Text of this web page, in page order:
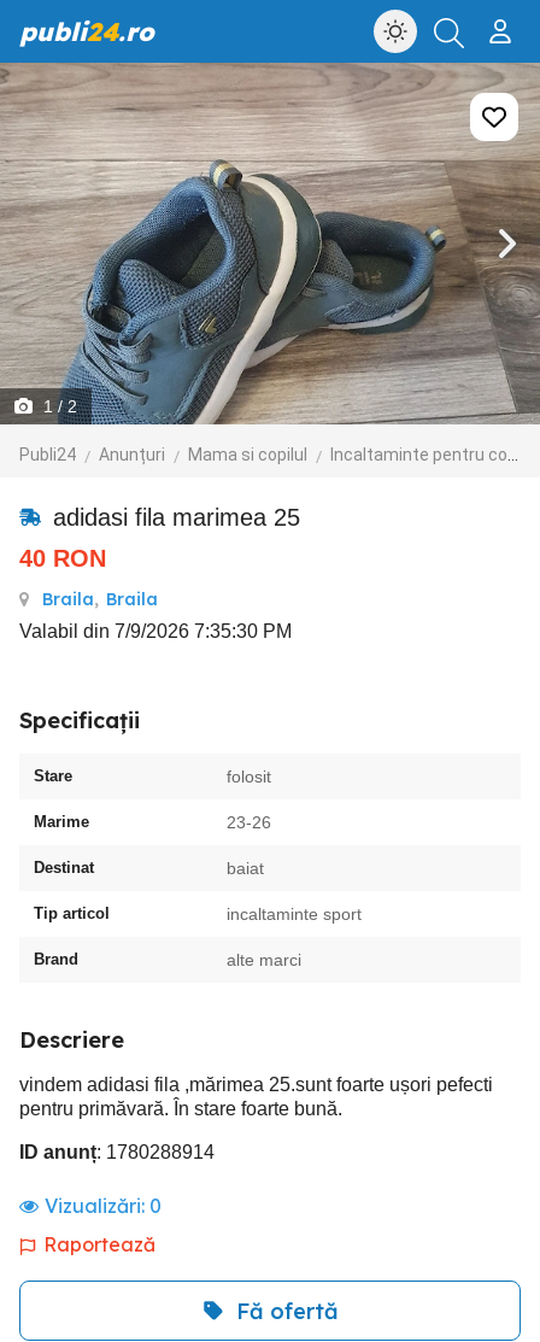
publi24.ro
1 / 2
Publi24 Anunțuri Mama si copilul Incaltaminte pentru copii
adidasi fila marimea 25
40 RON
Braila, Braila
Valabil din 7/9/2026 7:35:30 PM
Specificații
Stare folosit
Marime 23-26
Destinat baiat
Tip articol incaltaminte sport
Brand alte marci
Descriere
vindem adidasi fila ,mărimea 25.sunt foarte ușori pefecti
pentru primăvară. În stare foarte bună.
ID anunț: 1780288914
Vizualizări: 0
Raportează
Fă ofertă